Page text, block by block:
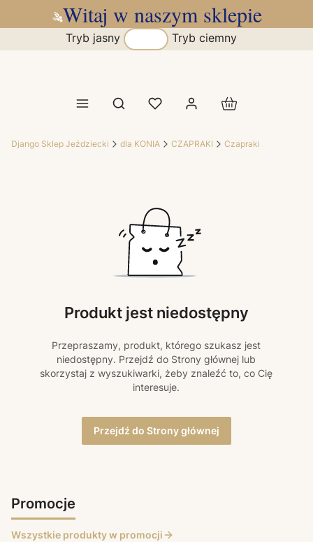
Witaj w naszym sklepie
Tryb jasny Tryb ciemny
Otwórz wyszukiwarkę Produkty w
Django Sklep Jeździecki dla KONIA CZAPRAKI Czapraki
Produkt jest niedostępny
Przepraszamy, produkt, którego szukasz jest
niedostępny. Przejdź do Strony głównej lub
skorzystaj z wyszukiwarki, żeby znaleźć to, co Cię
interesuje.
Przejdź do Strony głównej
Promocje
Wszystkie produkty w promocji